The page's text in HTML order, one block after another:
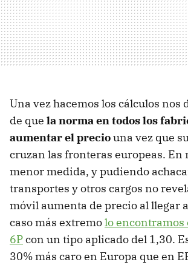
Una vez hacemos los cálculos nos
de que la norma en todos los
aumentar el preciouna vez que
cruzan las fronteras europeas. En
menor medida, y pudiendo
transportes y otros cargos no
móvil aumenta de precio al llegar
caso más extremolo encontramos
6Pcon un tipo aplicado del 1,30.
30% más caro en Europa que en